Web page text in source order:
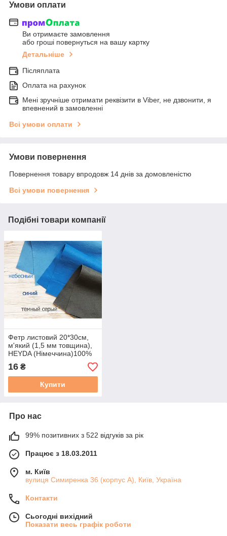
Умови оплати
Ви отримаєте замовлення
або гроші повернуться на вашу картку
Детальніше
Післяплата
Оплата на рахунок
Мені зручніше отримати реквізити в Viber, не дзвонити, я
впевнений в замовленні
Всі умови оплати
Умови повернення
Повернення товару впродовж 14 днів за домовленістю
Всі умови повернення
Подібні товари компанії
Фетр листовий 20*30см,
м'який (1,5 мм товщина),
HEYDA (Німеччина)100%
16 ₴
Купити
Про нас
99% позитивних з 522 відгуків за рік
Працює з 18.03.2011
м. Київ
вулиця Симиренка 36 (корпус А), Київ, Україна
Контакти
Сьогодні вихідний
Показати весь графік роботи